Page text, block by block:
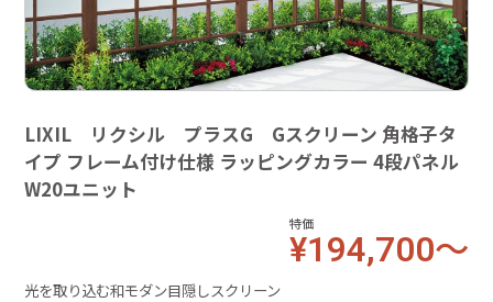
LIXIL リクシル プラスG Gスクリーン 角格子タ
イプ フレーム付け仕様 ラッピングカラー 4段パネル
W20ユニット
特価
¥194,700～
光を取り込む和モダン目隠しスクリーン